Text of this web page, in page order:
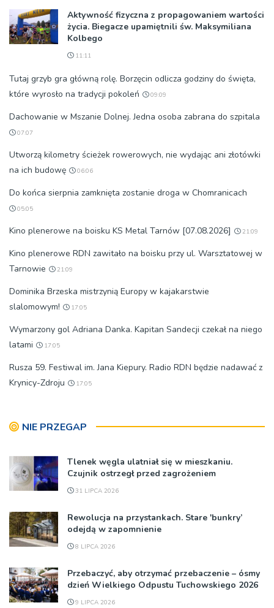
Aktywność fizyczna z propagowaniem wartości
życia. Biegacze upamiętnili św. Maksymiliana
Kolbego
11:11
Tutaj grzyb gra główną rolę. Borzęcin odlicza godziny do święta,
które wyrosło na tradycji pokoleń
09:09
Dachowanie w Mszanie Dolnej. Jedna osoba zabrana do szpitala
07:07
Utworzą kilometry ścieżek rowerowych, nie wydając ani złotówki
na ich budowę
06:06
Do końca sierpnia zamknięta zostanie droga w Chomranicach
05:05
Kino plenerowe na boisku KS Metal Tarnów [07.08.2026] 21:09
Kino plenerowe RDN zawitało na boisku przy ul. Warsztatowej w
Tarnowie
21:09
Dominika Brzeska mistrzynią Europy w kajakarstwie
slalomowym!
17:05
Wymarzony gol Adriana Danka. Kapitan Sandecji czekał na niego
latami
17:05
Rusza 59. Festiwal im. Jana Kiepury. Radio RDN będzie nadawać z
Krynicy-Zdroju
17:05
NIE PRZEGAP
Tlenek węgla ulatniał się w mieszkaniu.
Czujnik ostrzegł przed zagrożeniem
31 LIPCA 2026
Rewolucja na przystankach. Stare 'bunkry’
odejdą w zapomnienie
8 LIPCA 2026
Przebaczyć, aby otrzymać przebaczenie – ósmy
dzień Wielkiego Odpustu Tuchowskiego 2026
9 LIPCA 2026